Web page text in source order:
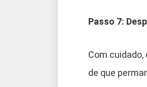
Passo 7:
Com
de que